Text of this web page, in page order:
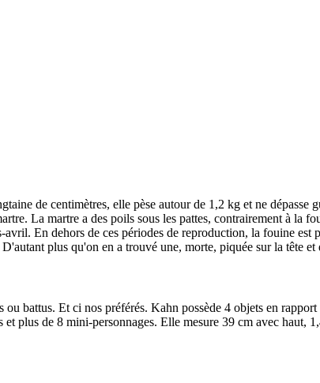
de centimètres, elle pèse autour de 1,2 kg et ne
La martre a des poils sous les pattes, contrairement à la
En dehors de ces périodes de reproduction, la fouine
plus qu'on en a trouvé une, morte, piquée sur la tête
battus. Et ci nos préférés. Kahn possède 4 objets en
plus de 8 mini-personnages. Elle mesure 39 cm avec haut,